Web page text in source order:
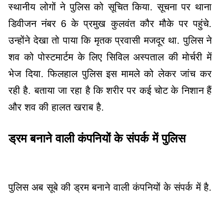
स्थानीय लोगों ने पुलिस को सूचित किया. सूचना पर थाना
डिवीजन नंबर 6 के प्रमुख कुलवंत कौर मौके पर पहुंचे.
उन्होंने देखा तो पाया कि मृतक प्रवासी मजदूर था. पुलिस ने
शव को पोस्टमार्टम के लिए सिविल अस्पताल की मोर्चरी में
भेज दिया. फिलहाल पुलिस इस मामले को लेकर जांच कर
रही है. बताया जा रहा है कि शरीर पर कई चोट के निशान हैं
और शव की हालत खराब है.
ड्रम बनाने वाली कंपनियों के संपर्क में पुलिस
पुलिस अब सूबे की ड्रम बनाने वाली कंपनियों के संपर्क में है.